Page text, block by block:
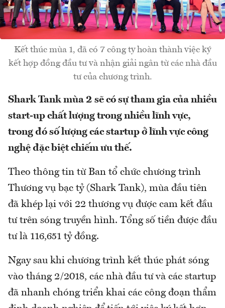
Kết thúc mùa 1, đã có 7 công ty hoàn thành việc ký
kết hợp đồng đầu tư và nhận giải ngân từ các nhà đầu
tư của chương trình.
Shark Tank mùa 2 sẽ có sự tham gia của nhiều
start-up chất lượng trong nhiều lĩnh vực,
trong đó số lượng các startup ở lĩnh vực công
nghệ đặc biệt chiếm ưu thế.
Theo thông tin từ Ban tổ chức chương trình
Thương vụ bạc tỷ (Shark Tank), mùa đầu tiên
đã khép lại với 22 thương vụ được cam kết đầu
tư trên sóng truyền hình. Tổng số tiền được đầu
tư là 116,651 tỷ đồng.
Ngay sau khi chương trình kết thúc phát sóng
vào tháng 2/2018, các nhà đầu tư và các startup
đã nhanh chóng triển khai các công đoạn thẩm